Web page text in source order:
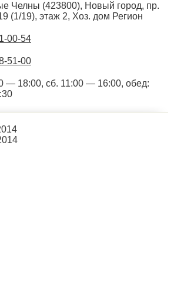
Челны (423800), Новый город, пр.
(1/19), этаж 2, Хоз. дом Регион
00-54
51-00
— 18:00, сб. 11:00 — 16:00, обед: